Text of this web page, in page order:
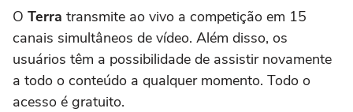
O Terra transmite ao vivo a competição em 15
canais simultâneos de vídeo. Além disso, os
usuários têm a possibilidade de assistir novamente
a todo o conteúdo a qualquer momento. Todo o
acesso é gratuito.